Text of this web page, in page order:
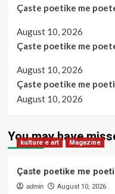
Çaste poetike me
August 10, 2026
Çaste poetike me
August 10, 2026
Çaste poetike me
August 10, 2026
You may have
kulture e art Magazine
Çaste poetike me
admin August 10, 2026